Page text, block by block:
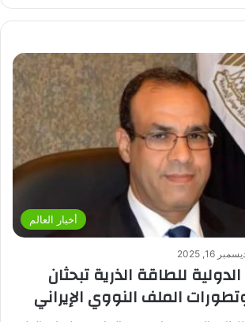
أخبار العالم
16, 2025
للطاقة الذرية تبحثان
الملف النووي الإيراني